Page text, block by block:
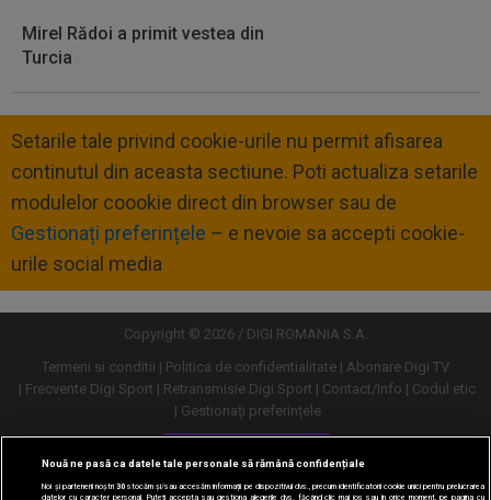
Mirel Rădoi a primit vestea din
Turcia
Setarile tale privind cookie-urile nu permit afisarea
continutul din aceasta sectiune. Poti actualiza setarile
modulelor coookie direct din browser sau de
Gestionați preferințele – e nevoie sa accepti cookie-
urile social media
Copyright © 2026 / DIGI ROMANIA S.A.
Termeni si conditii
Politica de confidentialitate
Abonare Digi TV
Frecvente Digi Sport
Retransmisie Digi Sport Contact/Info
Codul etic
Gestionați preferințele
Versiune desktop
Nouă ne pasă ca datele tale personale să rămână confidențiale
Noi și partenerii noștri30stocăm și/sau accesăm informații pe dispozitivul dvs., precum identificatorii cookie unici pentru prelucrarea
datelor cu caracter personal. Puteți accepta sau gestiona alegerile dvs. făcând clic mai jos sau în orice moment, pe pagina cu